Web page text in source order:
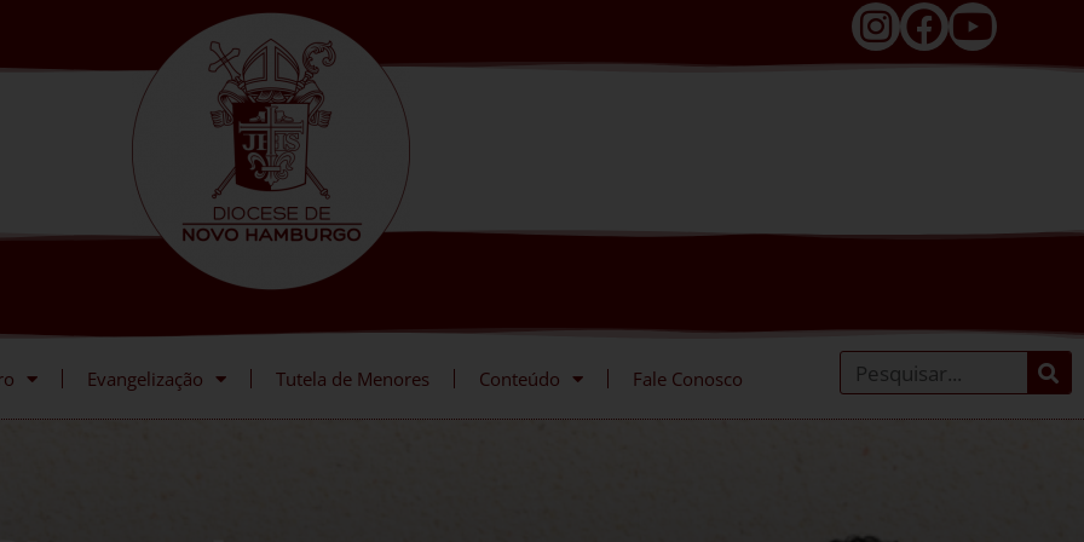
Evangelização Tutela de Menores Conteúdo Fale Conosco
da